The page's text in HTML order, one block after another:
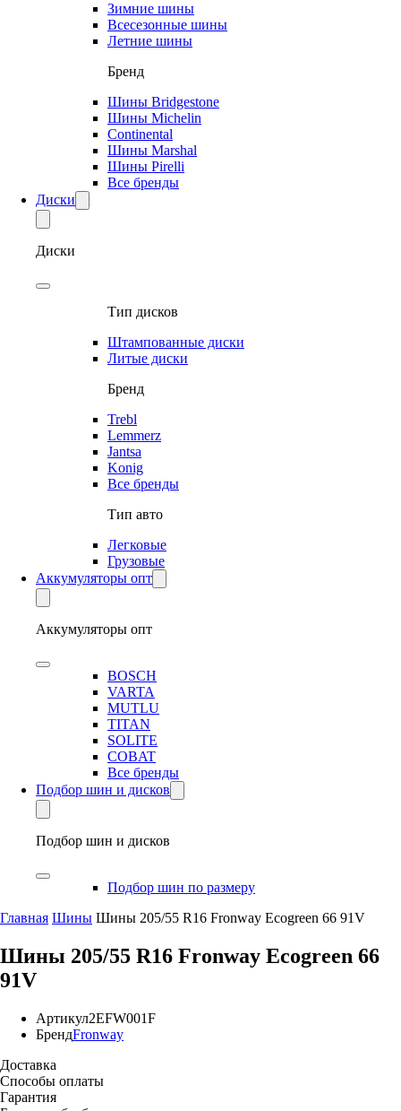
Зимние шины
Всесезонные шины
Летние шины
Бренд
Шины Bridgestone
Шины Michelin
Continental
Шины Marshal
Шины Pirelli
Все бренды
Диски
Диски
Тип дисков
Штампованные диски
Литые диски
Бренд
Trebl
Lemmerz
Jantsa
Konig
Все бренды
Тип авто
Легковые
Грузовые
Аккумуляторы опт
Аккумуляторы опт
BOSCH
VARTA
MUTLU
TITAN
SOLITE
COBAT
Все бренды
Подбор шин и дисков
Подбор шин и дисков
Подбор шин по размеру
Главная Шины Шины 205/55 R16 Fronway Ecogreen 66 91V
Шины 205/55 R16 Fronway Ecogreen 66
91V
Артикул2EFW001F
БрендFronway
Доставка
Способы оплаты
Гарантия